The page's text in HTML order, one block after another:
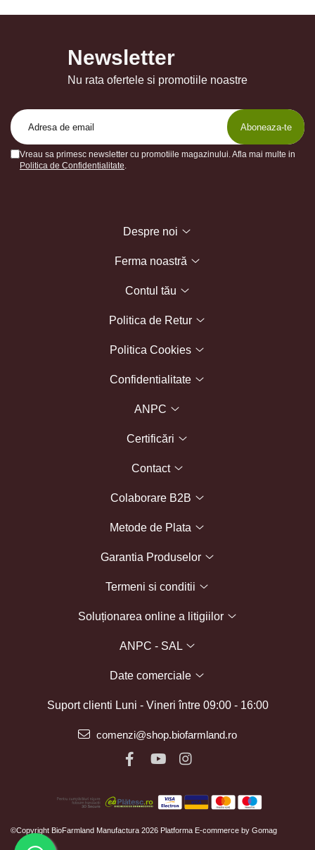
Newsletter
Nu rata ofertele si promotiile noastre
Vreau sa primesc newsletter cu promotiile magazinului. Afla mai multe in
Politica de Confidentialitate.
Despre noi
Ferma noastră
Contul tău
Politica de Retur
Politica Cookies
Confidentialitate
ANPC
Certificări
Contact
Colaborare B2B
Metode de Plata
Garantia Produselor
Termeni si conditii
Soluționarea online a litigiilor
ANPC - SAL
Date comerciale
Suport clienti Luni - Vineri între 09:00 - 16:00
comenzi@shop.biofarmland.ro
©Copyright BioFarmland Manufactura 2026 Platforma E-commerce by Gomag